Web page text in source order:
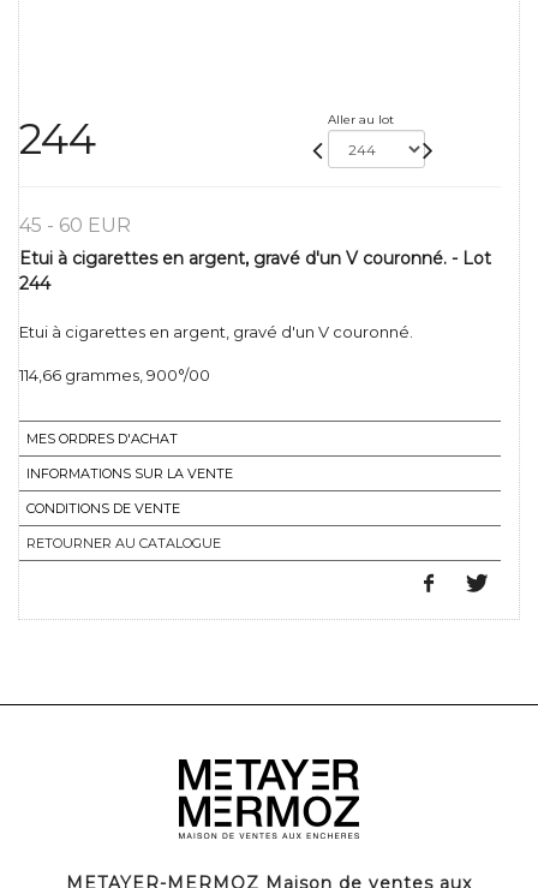
244 Aller au lot
45 - 60 EUR
Etui à cigarettes en argent, gravé d'un V couronné. - Lot
244
Etui à cigarettes en argent, gravé d'un V couronné.
114,66 grammes, 900°/00
MES ORDRES D'ACHAT
INFORMATIONS SUR LA VENTE
CONDITIONS DE VENTE
RETOURNER AU CATALOGUE
METAYER-MERMOZ Maison de ventes aux